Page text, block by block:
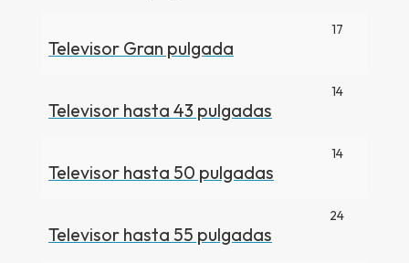
Televisor Gran pulgada
17
Televisor hasta 43 pulgadas
14
Televisor hasta 50 pulgadas
14
Televisor hasta 55 pulgadas
24